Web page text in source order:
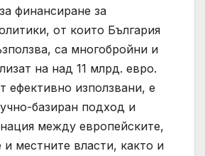
финансиране за
от които България
са многобройни и
на над 11 млрд. евро.
ефективно използвани, е
базиран подход и
между европейските,
и местните власти, както и